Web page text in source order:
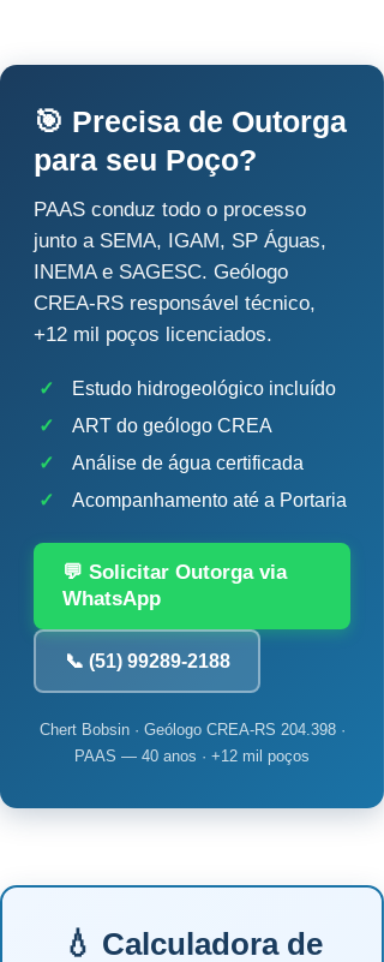
🎯 Precisa de Outorga
para seu Poço?
PAAS conduz todo o processo
junto a SEMA, IGAM, SP Águas,
INEMA e SAGESC. Geólogo
CREA-RS responsável técnico,
+12 mil poços licenciados.
✓
Estudo hidrogeológico incluído
✓
ART do geólogo CREA
✓
Análise de água certificada
✓
Acompanhamento até a Portaria
💬 Solicitar Outorga via
WhatsApp
📞 (51) 99289-2188
Chert Bobsin · Geólogo CREA-RS 204.398 ·
PAAS — 40 anos · +12 mil poços
💧 Calculadora de